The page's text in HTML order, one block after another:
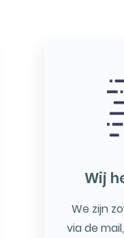
Wij
We zijn
via de